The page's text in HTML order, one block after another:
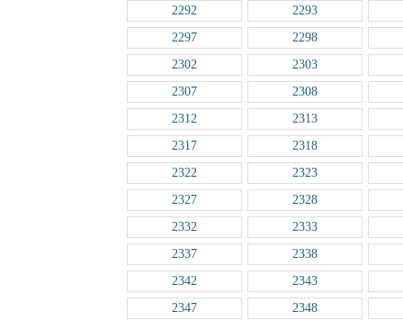
2292
2293
2297
2298
2302
2303
2307
2308
2312
2313
2317
2318
2322
2323
2327
2328
2332
2333
2337
2338
2342
2343
2347
2348